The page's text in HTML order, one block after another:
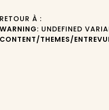
RETOUR À :
WARNING: UNDEFINED
CONTENT/THEMES/